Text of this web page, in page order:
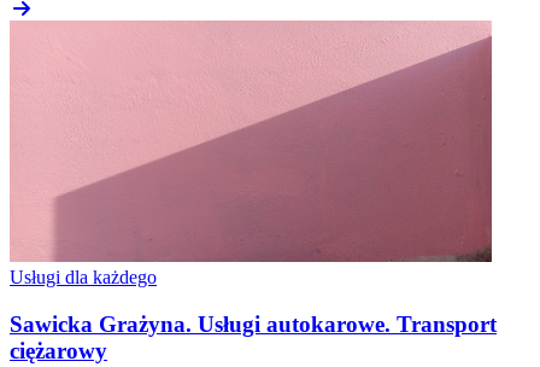
Usługi dla każdego
Sawicka Grażyna. Usługi autokarowe. Transport
ciężarowy